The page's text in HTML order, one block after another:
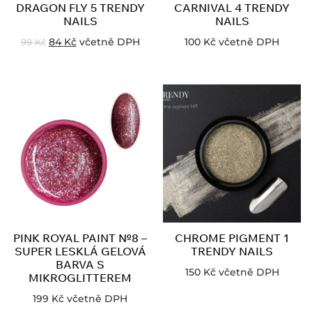
DRAGON FLY 5 TRENDY
NAILS
99Kč 84 Kč včetně DPH
CARNIVAL 4 TRENDY
NAILS
100 Kč včetně DPH
PINK ROYAL PAINT №8 –
SUPER LESKLÁ GELOVÁ
BARVA S
MIKROGLITTEREM
199 Kč včetně DPH
CHROME PIGMENT 1
TRENDY NAILS
150 Kč včetně DPH